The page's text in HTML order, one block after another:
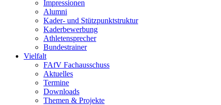
Impressionen
Alumni
Kader- und Stützpunktstruktur
Kaderbewerbung
Athletensprecher
Bundestrainer
Vielfalt
FAfV Fachausschuss
Aktuelles
Termine
Downloads
Themen & Projekte